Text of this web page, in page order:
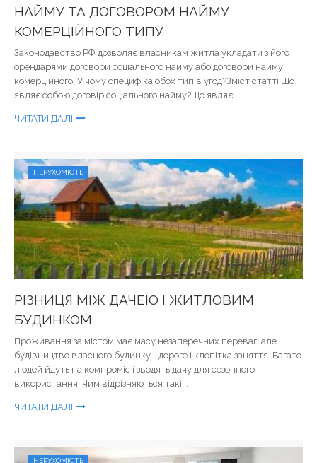
НАЙМУ ТА ДОГОВОРОМ НАЙМУ
КОМЕРЦІЙНОГО ТИПУ
Законодавство РФ дозволяє власникам житла укладати з його
орендарями договори соціального найму або договори найму
комерційного. У чому специфіка обох типів угод?Зміст статті Що
являє собою договір соціального найму?Що являє...
ЧИТАТИ ДАЛІ
НЕРУХОМІСТЬ
РІЗНИЦЯ МІЖ ДАЧЕЮ І ЖИТЛОВИМ
БУДИНКОМ
Проживання за містом має масу незаперечних переваг, але
будівництво власного будинку - дороге і клопітка заняття. Багато
людей йдуть на компроміс і зводять дачу для сезонного
використання. Чим відрізняються такі...
ЧИТАТИ ДАЛІ
НЕРУХОМІСТЬ